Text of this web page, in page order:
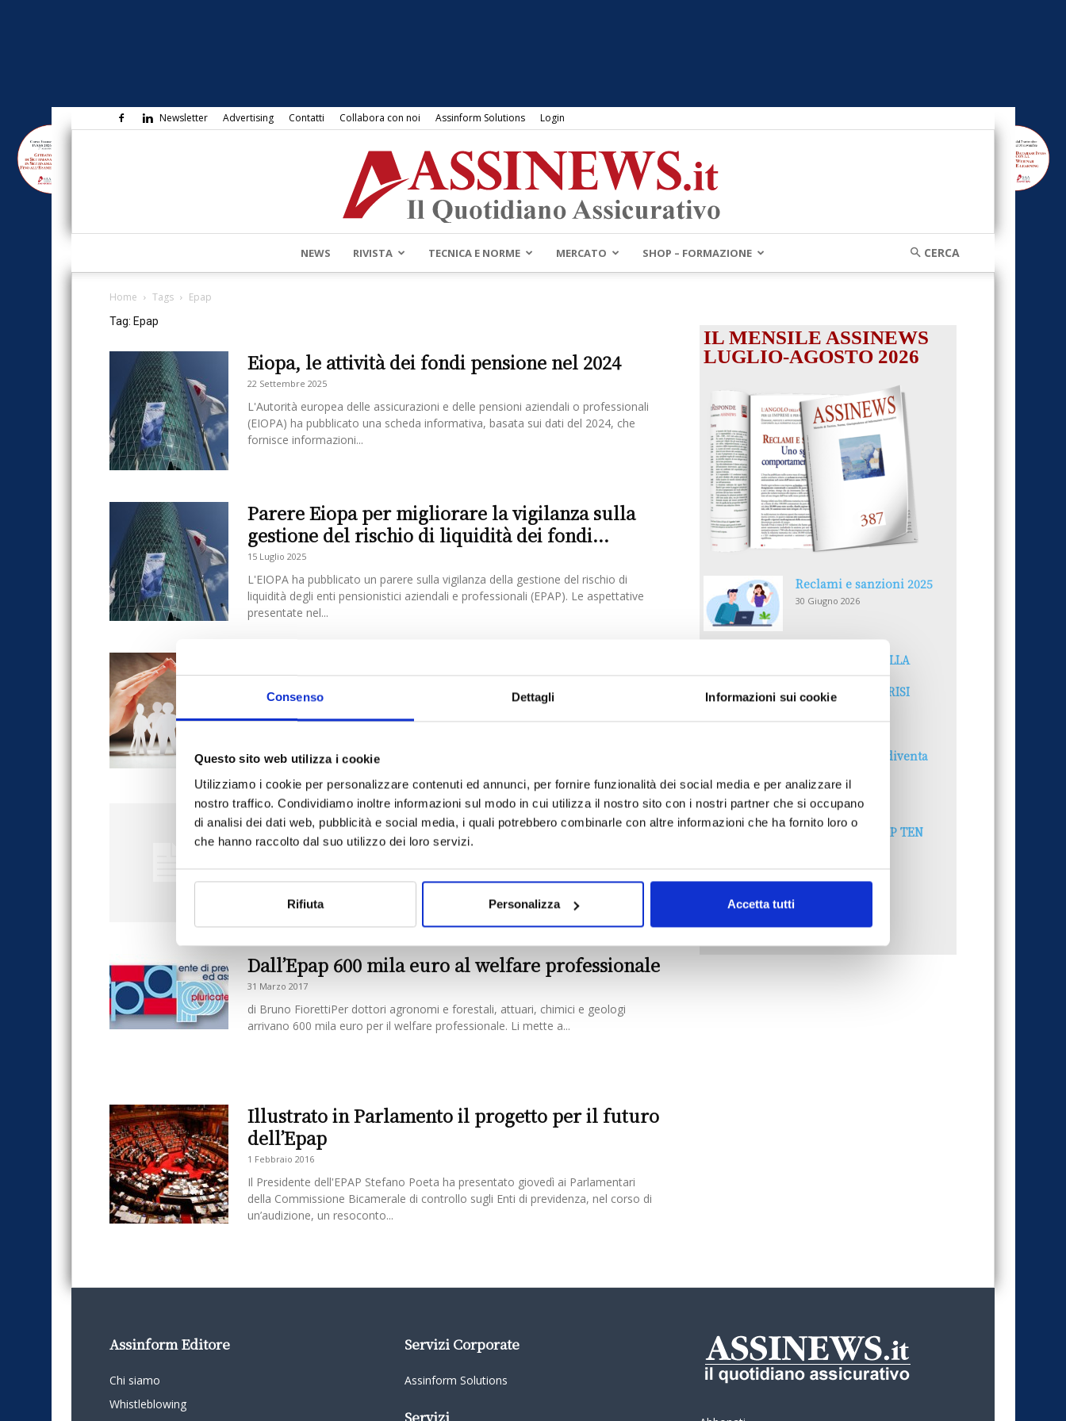
Consenso Dettagli Informazioni sui cookie
Questo sito web utilizza i cookie
Utilizziamo i cookie per personalizzare contenuti ed annunci, per fornire funzionalità dei social media e per analizzare il
nostro traffico. Condividiamo inoltre informazioni sul modo in cui utilizza il nostro sito con i nostri partner che si occupano
di analisi dei dati web, pubblicità e social media, i quali potrebbero combinarle con altre informazioni che ha fornito loro o
che hanno raccolto dal suo utilizzo dei loro servizi.
Rifiuta Personalizza Accetta tutti
Newsletter Advertising Contatti Collabora con noi Assinform Solutions Login
Assinews.it
NEWS RIVISTA TECNICA E NORME MERCATO SHOP – FORMAZIONE
Home Tags Epap
Tag: Epap
Eiopa, le attività dei fondi pensione nel 2024
22 Settembre 2025
L'Autorità europea delle assicurazioni e delle pensioni aziendali o professionali
(EIOPA) ha pubblicato una scheda informativa, basata sui dati del 2024, che
fornisce informazioni...
Parere Eiopa per migliorare la vigilanza sulla
gestione del rischio di liquidità dei fondi...
15 Luglio 2025
L'EIOPA ha pubblicato un parere sulla vigilanza della gestione del rischio di
liquidità degli enti pensionistici aziendali e professionali (EPAP). Le aspettative
presentate nel...
Simona D’Alessio La diffusione del Coronavirus nell'anno in corso e le sue
ripercussioni, anche per il 2021, sull'attività lavorativa di chimici e fisici, dottori
L’Epap archivia il 2017 con un avanzo di 15 mln
4 Maggio 2018
Dall’Epap 600 mila euro al welfare professionale
31 Marzo 2017
di Bruno FiorettiPer dottori agronomi e forestali, attuari, chimici e geologi
arrivano 600 mila euro per il welfare professionale. Li mette a...
Illustrato in Parlamento il progetto per il futuro
dell’Epap
1 Febbraio 2016
Il Presidente dell'EPAP Stefano Poeta ha presentato giovedì ai Parlamentari
della Commissione Bicamerale di controllo sugli Enti di previdenza, nel corso di
un’audizione, un resoconto...
IL MENSILE ASSINEWS
LUGLIO-AGOSTO 2026
Reclami e sanzioni 2025
30 Giugno 2026
LA GESTIONE DELLA
REPUTAZIONE.
RECENSIONI E CRISI
30 Giugno 2026
Il “Modulo CAI” diventa
30 Giugno 2026
PREMI 2025. I TOP TEN
TUTTI GLI ARTICOLI DEL MESE
Assinform Editore
Chi siamo
Whistleblowing
Servizi Corporate
Assinform Solutions
Servizi